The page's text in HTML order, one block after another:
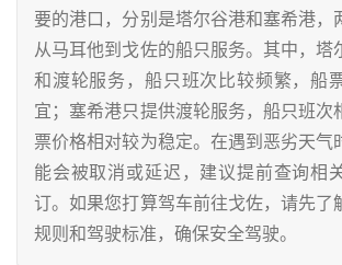
要的港口，分别是塔尔谷港和塞希港，
从马耳他到戈佐的船只服务。其中，塔
和渡轮服务，船只班次比较频繁，船
宜；塞希港只提供渡轮服务，船只班次
票价格相对较为稳定。在遇到恶劣天气
能会被取消或延迟，建议提前查询相
订。如果您打算驾车前往戈佐，请先了
规则和驾驶标准，确保安全驾驶。